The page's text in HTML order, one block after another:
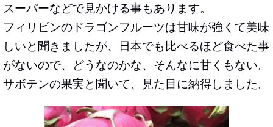
スーパーなどで見かける事もあります。
フィリピンのドラゴンフルーツは甘味が強くて美味
しいと聞きましたが、日本でも比べるほど食べた事
がないので、どうなのかな、そんなに甘くもない。
サボテンの果実と聞いて、見た目に納得しました。